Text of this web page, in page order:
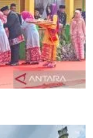
simbol bakti dan